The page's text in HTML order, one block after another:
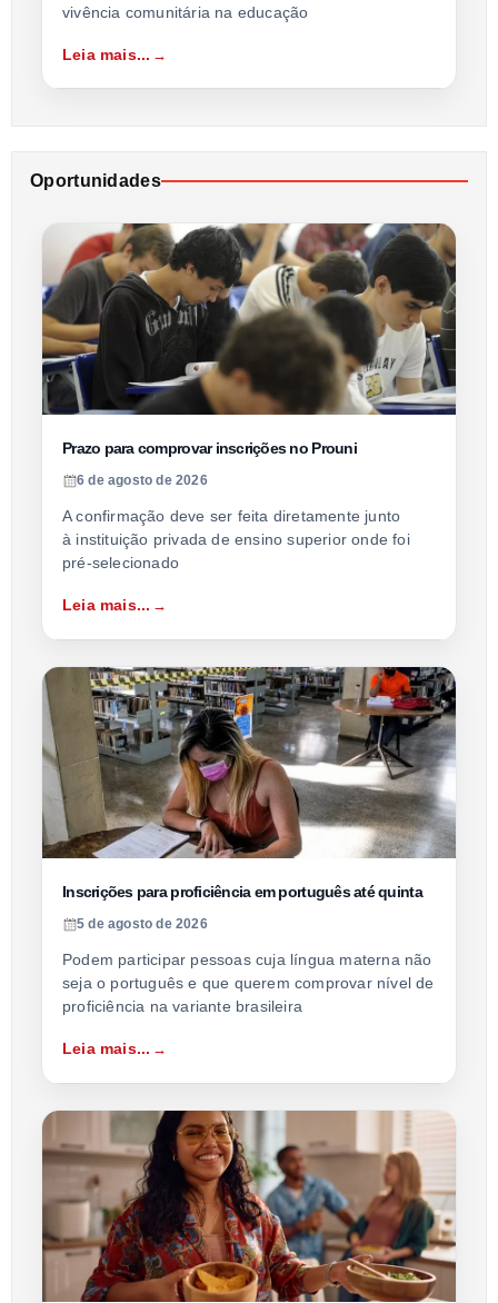
vivência comunitária na educação
Leia mais...
Oportunidades
Prazo para comprovar inscrições no Prouni
6 de agosto de 2026
A confirmação deve ser feita diretamente junto
à instituição privada de ensino superior onde foi
pré-selecionado
Leia mais...
Inscrições para proficiência em português até quinta
5 de agosto de 2026
Podem participar pessoas cuja língua materna não
seja o português e que querem comprovar nível de
proficiência na variante brasileira
Leia mais...